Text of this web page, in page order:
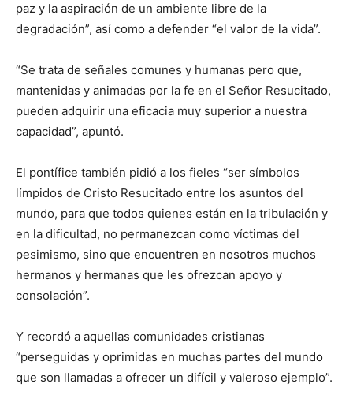
paz y la aspiración de un ambiente libre de la
degradación”, así como a defender “el valor de la vida”.
“Se trata de señales comunes y humanas pero que,
mantenidas y animadas por la fe en el Señor Resucitado,
pueden adquirir una eficacia muy superior a nuestra
capacidad”, apuntó.
El pontífice también pidió a los fieles “ser símbolos
límpidos de Cristo Resucitado entre los asuntos del
mundo, para que todos quienes están en la tribulación y
en la dificultad, no permanezcan como víctimas del
pesimismo, sino que encuentren en nosotros muchos
hermanos y hermanas que les ofrezcan apoyo y
consolación”.
Y recordó a aquellas comunidades cristianas
“perseguidas y oprimidas en muchas partes del mundo
que son llamadas a ofrecer un difícil y valeroso ejemplo”.